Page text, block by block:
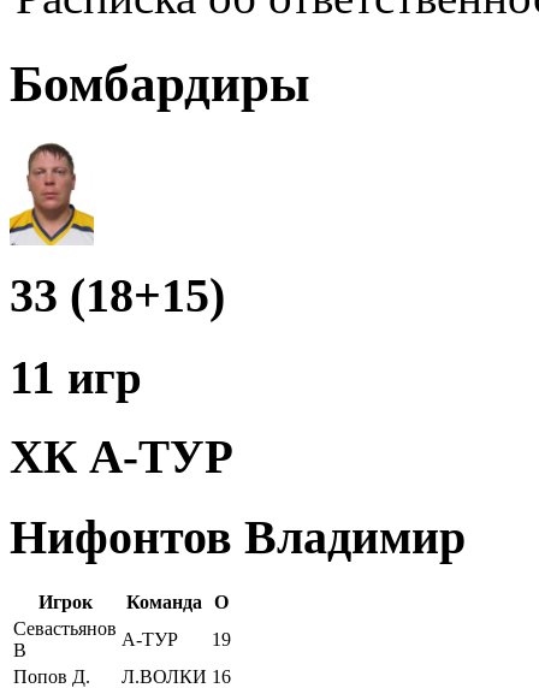
Бомбардиры
33 (18+15)
11 игр
ХК А-ТУР
Нифонтов Владимир
Игрок Команда
О
Севастьянов
В
А-ТУР
19
Попов Д.
Л.ВОЛКИ 16